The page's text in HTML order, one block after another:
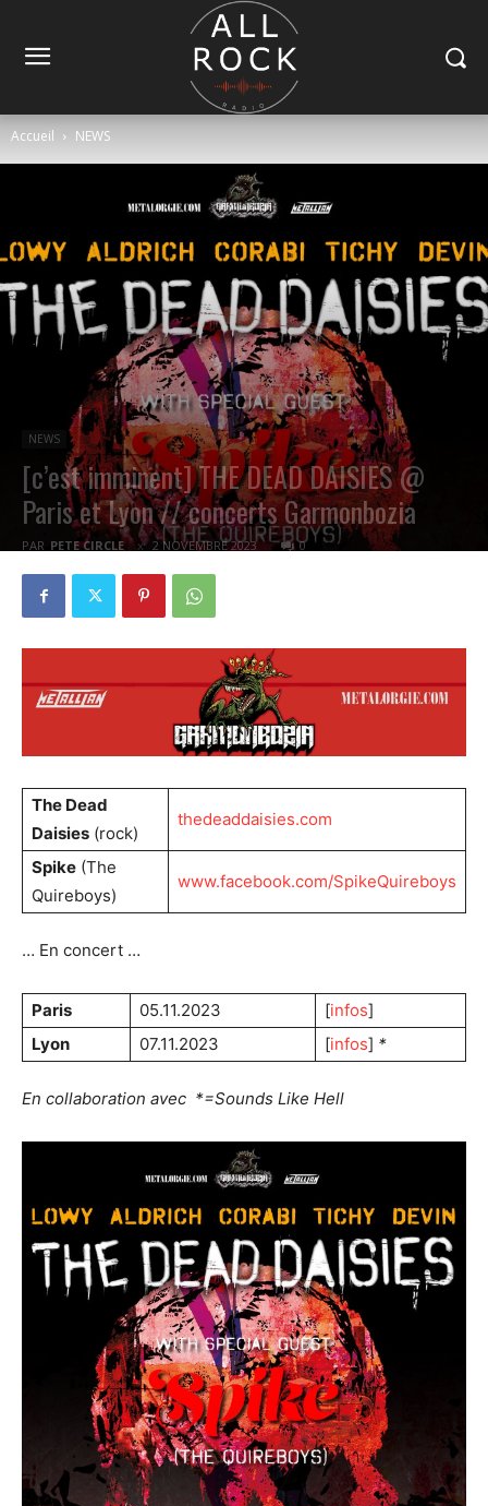
Accueil NEWS
NEWS
[c’est imminent] THE DEAD DAISIES @
Paris et Lyon // concerts Garmonbozia
PAR PETE CIRCLE 2 NOVEMBRE 2023 0
The Dead
Daisies (rock)
thedeaddaisies.com
Spike (The
Quireboys)
www.facebook.com/SpikeQuireboys
… En concert …
Paris 05.11.2023 [infos]
Lyon
07.11.2023 [infos] *
En collaboration avec *=Sounds Like Hell